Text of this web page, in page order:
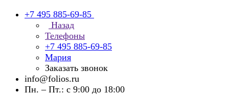
+7 495 885-69-85
Назад
Телефоны
+7 495 885-69-85
Мария
Заказать звонок
info@folios.ru
Пн. – Пт.: с 9:00 до 18:00